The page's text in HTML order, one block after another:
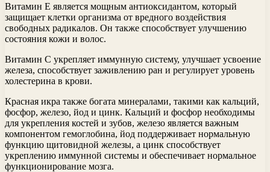
Витамин Е является мощным антиоксидантом, который
защищает клетки организма от вредного воздействия
свободных радикалов. Он также способствует улучшению
состояния кожи и волос.
Витамин С укрепляет иммунную систему, улучшает усвоение
железа, способствует заживлению ран и регулирует уровень
холестерина в крови.
Красная икра также богата минералами, такими как кальций,
фосфор, железо, йод и цинк. Кальций и фосфор необходимы
для укрепления костей и зубов, железо является важным
компонентом гемоглобина, йод поддерживает нормальную
функцию щитовидной железы, а цинк способствует
укреплению иммунной системы и обеспечивает нормальное
функционирование мозга.